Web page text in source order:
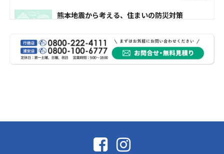
熊本地震から考える、住まいの防災対策
受けられた皆様に、心よりお見舞い申し上げま
す。 今回の地震 …
社長コラム